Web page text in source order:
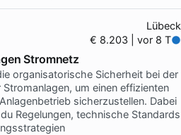
Lübeck
€ 8.203 | vor 8 T
Stromnetz
organisatorische Sicherheit bei der
um einen effizienten
sicherzustellen. Dabei
Regelungen, technische Standards